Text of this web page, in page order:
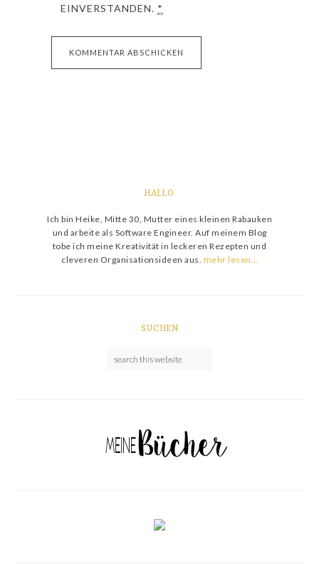
EINVERSTANDEN. *
HALLO
Ich bin Heike, Mitte 30, Mutter eines kleinen Rabauken
und arbeite als Software Engineer. Auf meinem Blog
tobe ich meine Kreativität in leckeren Rezepten und
cleveren Organisationsideen aus. mehr lesen…
SUCHEN